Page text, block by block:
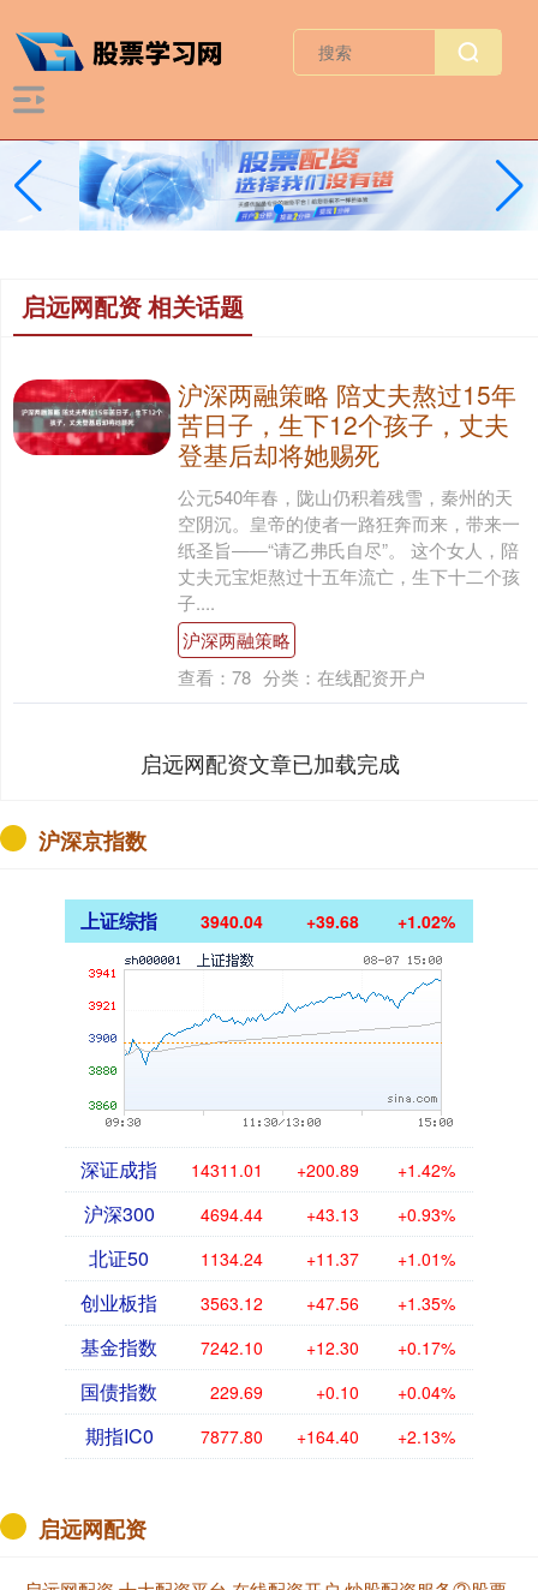
启远网配资 相关话题
沪深两融策略 陪丈夫熬过15年
苦日子，生下12个孩子，丈夫
登基后却将她赐死
公元540年春，陇山仍积着残雪，秦州的天
空阴沉。皇帝的使者一路狂奔而来，带来一
纸圣旨——“请乙弗氏自尽”。 这个女人，陪
丈夫元宝炬熬过十五年流亡，生下十二个孩
子....
沪深两融策略
查看： 78 分类： 在线配资开户
启远网配资文章已加载完成
沪深京指数
上证综指 3940.04 +39.68 +1.02%
深证成指 14311.01 +200.89 +1.42%
沪深300 4694.44 +43.13 +0.93%
北证50 1134.24 +11.37 +1.01%
创业板指 3563.12 +47.56 +1.35%
基金指数 7242.10 +12.30 +0.17%
国债指数 229.69 +0.10 +0.04%
期指IC0 7877.80 +164.40 +2.13%
启远网配资